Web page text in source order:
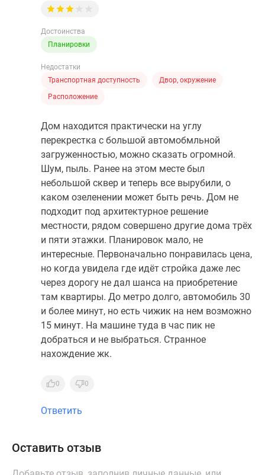
Коттеджные
Рассрочка
Достоинства
Планировки
Недостатки
Транспортная доступность
Двор, окружение
Расположение
Дом находится практически на углу
перекрестка с большой автомобмльной
загруженностью, можно сказать огромной.
Шум, пыль. Ранее на этом месте был
небольшой сквер и теперь все вырубили, о
каком озеленении может быть речь. Дом не
подходит под архитектурное решение
местности, рядом совершено другие дома трёх
и пяти этажки. Планировок мало, не
интересные. Первоначально понравилась цена,
но когда увидела где идёт стройка даже лес
через дорогу не дал шанса на приобретение
там квартиры. До метро долго, автомобиль 30
и более минут, но есть чижик на нем возможно
15 минут. На машине туда в час пик не
добраться и не выбраться. Странное
нахождение жк.
0 0
Ответить
Оставить отзыв